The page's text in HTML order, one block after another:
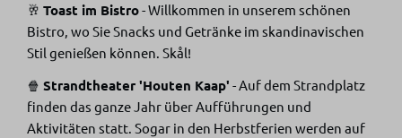
🥂Toast im Bistro- Willkommen in unserem schönen
Bistro, wo Sie Snacks und Getränke im skandinavischen
Stil genießen können. Skål!
🍿Strandtheater 'Houten Kaap' - Auf dem Strandplatz
finden das ganze Jahr über Aufführungen und
Aktivitäten statt. Sogar in den Herbstferien werden auf